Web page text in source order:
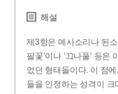
해설
제3항은 예사소리나 된
팔꽃’이나 ‘끄나풀’ 등은
었던 형태들이다. 이 점
들을 인정하는 성격이 크